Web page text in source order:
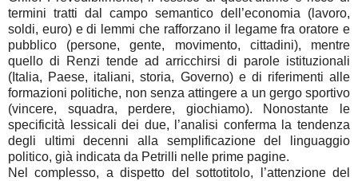
termini tratti dal campo semantico dell’economia (lavoro,
soldi, euro) e di lemmi che rafforzano il legame fra oratore e
pubblico (persone, gente, movimento, cittadini), mentre
quello di Renzi tende ad arricchirsi di parole istituzionali
(Italia, Paese, italiani, storia, Governo) e di riferimenti alle
formazioni politiche, non senza attingere a un gergo sportivo
(vincere, squadra, perdere, giochiamo). Nonostante le
specificità lessicali dei due, l’analisi conferma la tendenza
degli ultimi decenni alla semplificazione del linguaggio
politico, già indicata da Petrilli nelle prime pagine.
Nel complesso, a dispetto del sottotitolo, l’attenzione del